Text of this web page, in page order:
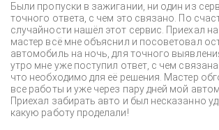
Были пропуски в зажигании, ни один из
точного ответа, с чем это связано. По
случайности нашёл этот сервис. Приехал на
мастер всё мне объяснил и посоветовал
автомобиль на ночь, для точного
утро мне уже поступил ответ, с чем
что необходимо для её решения. Мастер
все работы и уже через пару дней мой
Приехал забирать авто и был несказанно
какую работу проделали!